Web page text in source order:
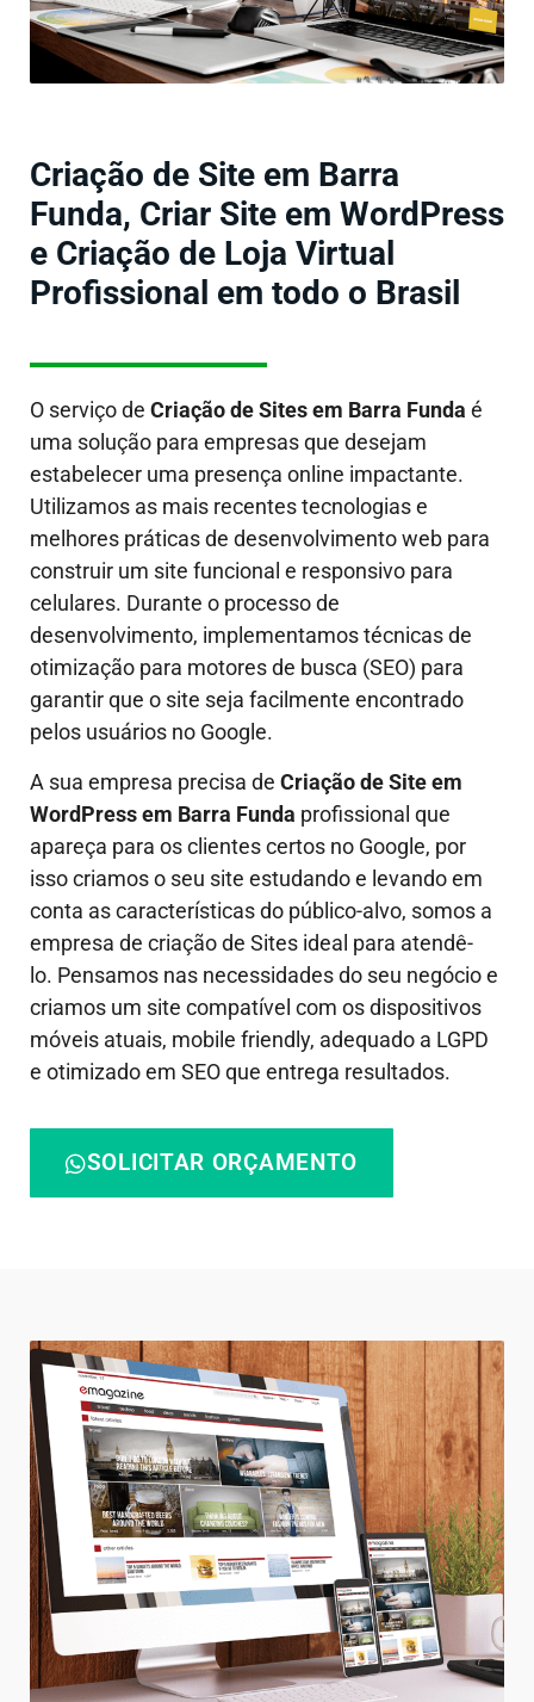
Criação de Site em Barra
Funda, Criar Site em WordPress
e Criação de Loja Virtual
Profissional em todo o Brasil
O serviço de Criação de Sites em Barra Funda é
uma solução para empresas que desejam
estabelecer uma presença online impactante.
Utilizamos as mais recentes tecnologias e
melhores práticas de desenvolvimento web para
construir um site funcional e responsivo para
celulares. Durante o processo de
desenvolvimento, implementamos técnicas de
otimização para motores de busca (SEO) para
garantir que o site seja facilmente encontrado
pelos usuários no Google.
A sua empresa precisa de Criação de Site em
WordPress em Barra Funda profissional que
apareça para os clientes certos no Google, por
isso criamos o seu site estudando e levando em
conta as características do público-alvo, somos a
empresa de criação de Sites ideal para atendê-
lo. Pensamos nas necessidades do seu negócio e
criamos um site compatível com os dispositivos
móveis atuais, mobile friendly, adequado a LGPD
e otimizado em SEO que entrega resultados.
SOLICITAR ORÇAMENTO